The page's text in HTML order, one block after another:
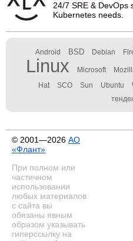
24/7 SRE & DevOps
Kubernetes needs.
Android BSD Debian
Linux Microsoft
Hat SCO Sun Ubuntu
© 2001—2026 АО
«Флант»
При полном или
частичном
использовании
любых материалов
с сайта вы
обязаны явным
образом указывать
гиперссылку на